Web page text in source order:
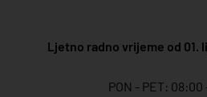
Ljetno radno vrijeme od 01.
PON - PET: 08:00